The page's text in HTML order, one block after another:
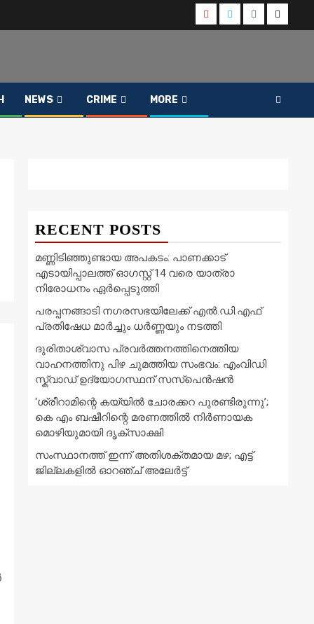
YoutubeInstagram
Facebook
Twitter
NEWS CRIME MORE
RECENT POSTS
മണ്ണിടിഞ്ഞുണ്ടായ അപകടം: പാണക്കാട്
എടായിപ്പാലത്ത് ഓഗസ്റ്റ് 14 വരെ യാത്രാ
നിരോധനം ഏര്‍പ്പെടുത്തി
പരപ്പനങ്ങാടി നഗരസഭയിലേക്ക് എൽ.ഡി.എഫ്
പ്രതിഷേധ മാർച്ചും ധർണ്ണയും നടത്തി
ദുരിതാശ്വാസ പ്രവർത്തനത്തിനെത്തിയ
വാഹനത്തിനു പിഴ ചുമത്തിയ സംഭവം: എംവിഡി
സ്ക്വാഡ് ഉദ്യോഗസ്ഥന് സസ്പെൻഷൻ
‘ശ്രീറാമിന്റെ കയ്യിൽ ചോരക്കറ പുരണ്ടിരുന്നു’;
കെ എം ബഷീറിന്റെ മരണത്തിൽ നിർണായക
മൊഴിയുമായി ദൃക്‌സാക്ഷി
സംസ്ഥാനത്ത് ഇന്ന് അതിശക്തമായ മഴ; എട്ട്
ജില്ലകളിൽ ഓറഞ്ച് അലേര്‍ട്ട്